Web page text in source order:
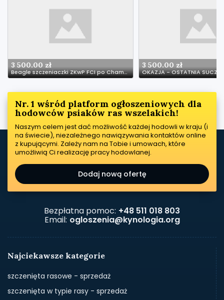
3 500.00 zł
Beagle szczeniaczki ZKwP FCI po Championach
3 500.00 zł
OKAZJA - OSTATNIA
Nr. 1 wśród platform ogłoszeniowych dla
hodowców psiaków ras wszelakich!
Naszym celem jest dać możliwość każdej hodowli w kraju (i
na świecie), niezależnego nawiązywania kontaktów online
z kupującymi. Zależy nam na Tobie i umowach, które
umożliwią Ci realizację pracy hodowlanej.
Dodaj nową ofertę
Bezpłatna pomoc: +48 511 018 803
Email: ogloszenia@kynologia.org
Najciekawsze kategorie
szczenięta rasowe - sprzedaż
szczenięta w typie rasy - sprzedaż